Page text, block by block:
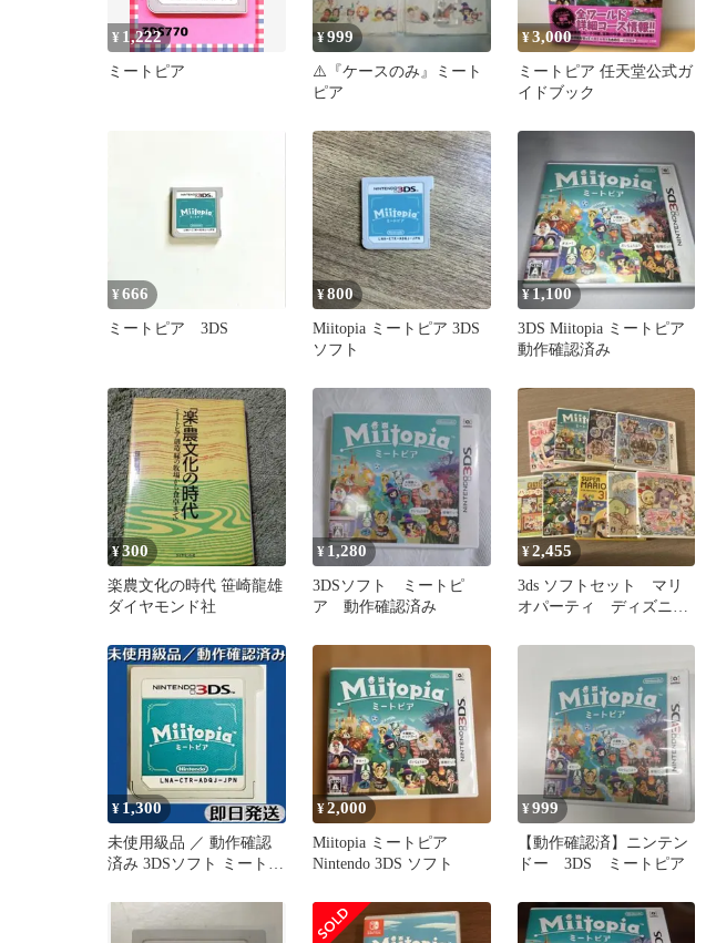
¥ 1,222
ミートピア
¥999
⚠️『ケースのみ』ミート
ピア
¥3,000
ミートピア 任天堂公式ガ
イドブック
¥666
ミートピア 3DS
¥800
Miitopia ミートピア 3DS
ソフト
¥1,100
3DS Miitopia ミートピア
動作確認済み
¥300
楽農文化の時代 笹崎龍雄
ダイヤモンド社
¥1,280
3DSソフト ミートピ
ア 動作確認済み
¥2,455
3ds ソフトセット マリ
オパーティ ディズニ
つの森
¥ 1,300
未使用級品 ／ 動作確認
済み 3DSソフト ミートピ
¥2,000
Miitopia ミートピア
Nintendo 3DS ソフト
¥999
【動作確認済】ニンテン
ドー 3DS ミートピア